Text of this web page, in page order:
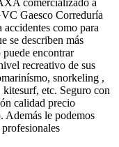
comercializado a
Gaesco Correduría
como para
se describen más
encontrar
recreativo de sus
snorkeling ,
etc. Seguro con
calidad precio
Además le podemos